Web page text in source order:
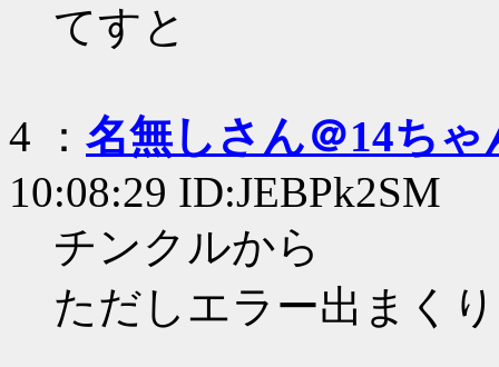
てすと
4 ： 名無しさん＠14ちゃ
10:08:29 ID:JEBPk2SM
チンクルから
ただしエラー出まくり